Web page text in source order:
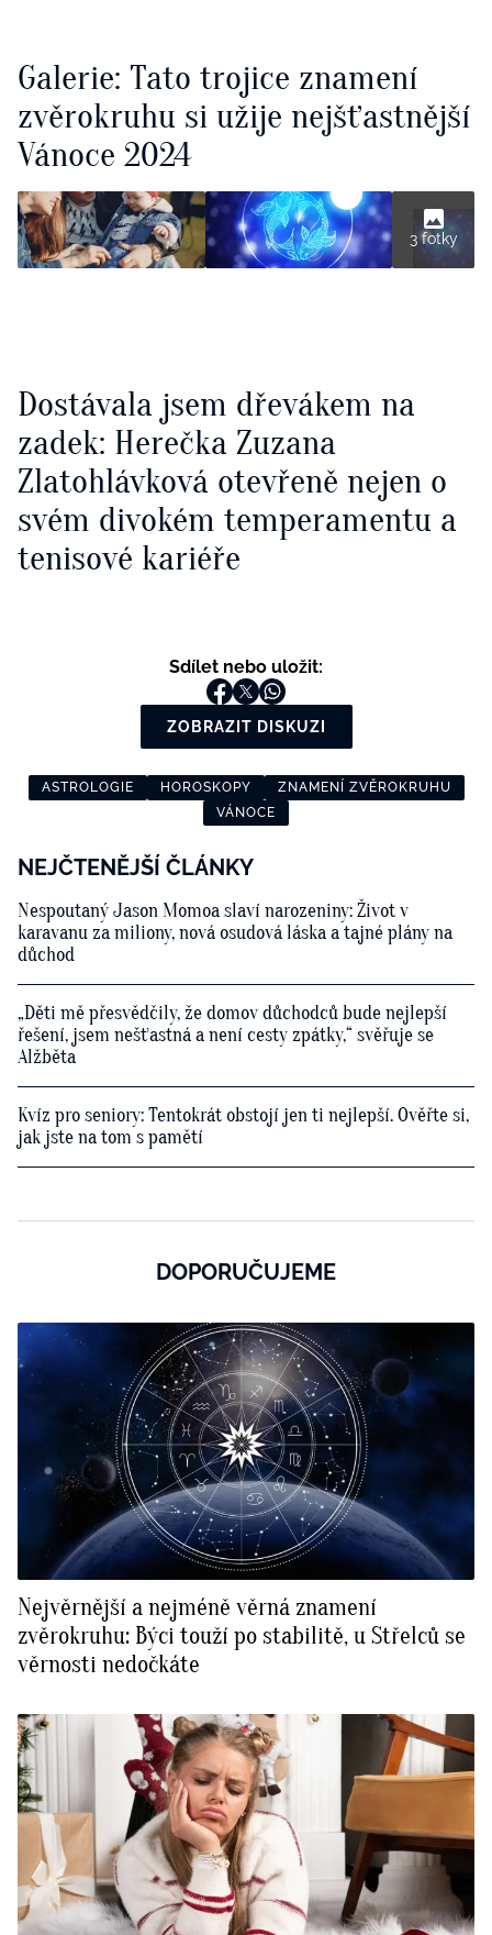
Galerie: Tato trojice znamení
zvěrokruhu si užije nejšťastnější
Vánoce 2024
3 fotky
Dostávala jsem dřevákem na
zadek: Herečka Zuzana
Zlatohlávková otevřeně nejen o
svém divokém temperamentu a
tenisové kariéře
Sdílet nebo uložit:
ZOBRAZIT DISKUZI
ASTROLOGIE HOROSKOPY
ZNAMENÍ ZVĚROKRUHU
VÁNOCE
NEJČTENĚJŠÍ ČLÁNKY
Nespoutaný Jason Momoa slaví narozeniny: Život v
karavanu za miliony, nová osudová láska a tajné plány na
důchod
„Děti mě přesvědčily, že domov důchodců bude nejlepší
řešení, jsem nešťastná a není cesty zpátky,“ svěřuje se
Alžběta
Kvíz pro seniory: Tentokrát obstojí jen ti nejlepší. Ověřte si,
jak jste na tom s pamětí
DOPORUČUJEME
Nejvěrnější a nejméně věrná znamení
zvěrokruhu: Býci touží po stabilitě, u Střelců se
věrnosti nedočkáte